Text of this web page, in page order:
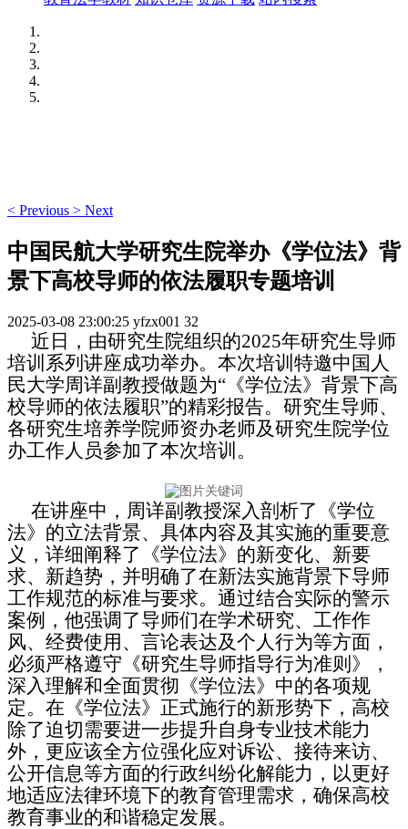
< Previous > Next
中国民航大学研究生院举办《学位法》背
景下高校导师的依法履职专题培训
2025-03-08 23:00:25 yfzx001 32
近日，由研究生院组织的2025年研究生导师
培训系列讲座成功举办。本次培训特邀中国人
民大学周详副教授做题为“《学位法》背景下高
校导师的依法履职”的精彩报告。研究生导师、
各研究生培养学院师资办老师及研究生院学位
办工作人员参加了本次培训。
在讲座中，周详副教授深入剖析了《学位
法》的立法背景、具体内容及其实施的重要意
义，详细阐释了《学位法》的新变化、新要
求、新趋势，并明确了在新法实施背景下导师
工作规范的标准与要求。通过结合实际的警示
案例，他强调了导师们在学术研究、工作作
风、经费使用、言论表达及个人行为等方面，
必须严格遵守《研究生导师指导行为准则》，
深入理解和全面贯彻《学位法》中的各项规
定。在《学位法》正式施行的新形势下，高校
除了迫切需要进一步提升自身专业技术能力
外，更应该全方位强化应对诉讼、接待来访、
公开信息等方面的行政纠纷化解能力，以更好
地适应法律环境下的教育管理需求，确保高校
教育事业的和谐稳定发展。